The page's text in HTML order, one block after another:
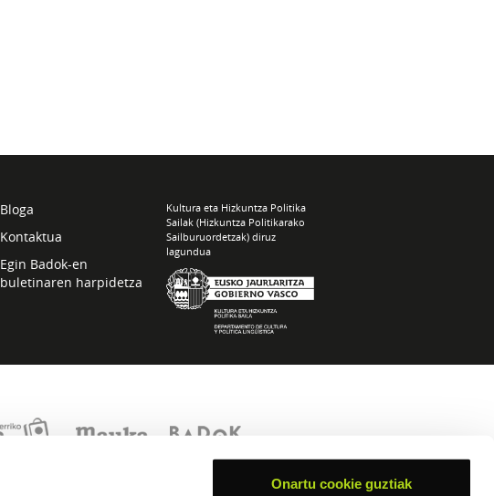
Onartu cookie guztiak
Bloga
Kontaktua
Egin Badok-en
buletinaren harpidetza
Kultura eta Hizkuntza Politika
Sailak (Hizkuntza Politikarako
Sailburuordetzak) diruz
lagundua